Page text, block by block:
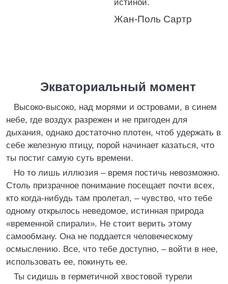
истиной.
Жан-Поль Сартр
Экваториальный момент
Высоко-высоко, над морями и островами, в синем
небе, где воздух разрежен и не пригоден для
дыхания, однако достаточно плотен, чтоб удержать в
себе железную птицу, порой начинает казаться, что
ты постиг самую суть времени.
Но то лишь иллюзия – время постичь невозможно.
Столь призрачное понимание посещает почти всех,
кто когда-нибудь там пролетал, – чувство, что тебе
одному открылось неведомое, истинная природа
«временной спирали». Не стоит верить этому
самообману. Она не поддается человеческому
осмыслению. Все, что тебе доступно, – войти в нее,
использовать ее, покинуть ее.
Ты сидишь в герметичной хвостовой турели